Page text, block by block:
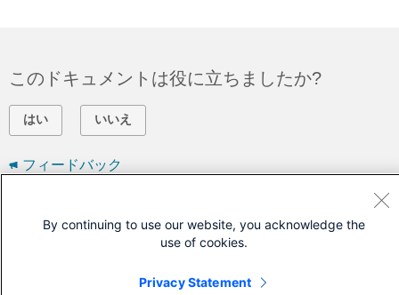
このドキュメントは役に立ちましたか?
はい いいえ
フィードバック
シスコに問い合わせ
サポート ケースをオープン
シスコ サービス契約が必要です。)
By continuing to use our website, you acknowledge the
use of cookies.
Privacy Statement